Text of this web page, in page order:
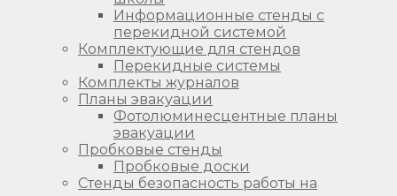
Информационные стенды с
перекидной системой
Комплектующие для стендов
Перекидные системы
Комплекты журналов
Планы эвакуации
Фотолюминесцентные планы
эвакуации
Пробковые стенды
Пробковые доски
Стенды безопасность работы на